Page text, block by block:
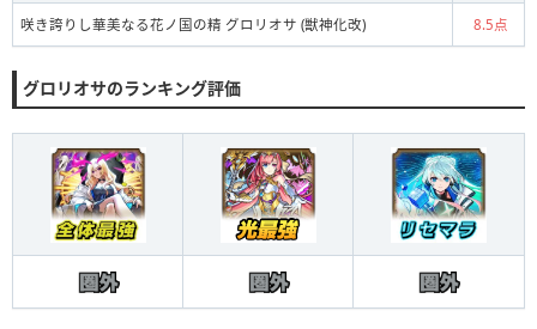
咲き誇りし華美なる花ノ国の精 グロリオサ (獣神化改) 8.5点
グロリオサのランキング評価